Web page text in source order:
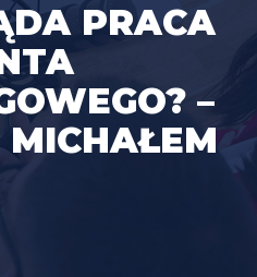
PRACA
–